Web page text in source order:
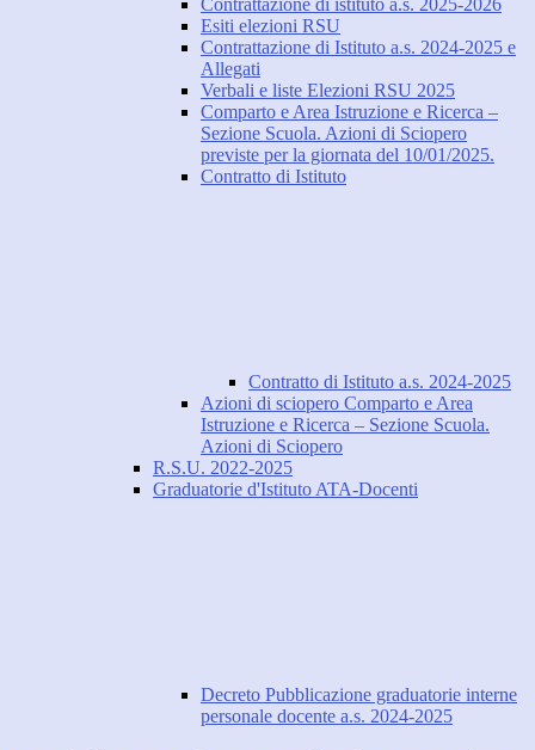
Contrattazione di istituto a.s. 2025-2026
Esiti elezioni RSU
Contrattazione di Istituto a.s. 2024-2025 e
Allegati
Verbali e liste Elezioni RSU 2025
Comparto e Area Istruzione e Ricerca –
Sezione Scuola. Azioni di Sciopero
previste per la giornata del 10/01/2025.
Contratto di Istituto
Contratto di Istituto a.s. 2024-2025
Azioni di sciopero Comparto e Area
Istruzione e Ricerca – Sezione Scuola.
Azioni di Sciopero
R.S.U. 2022-2025
Graduatorie d'Istituto ATA-Docenti
Decreto Pubblicazione graduatorie interne
personale docente a.s. 2024-2025